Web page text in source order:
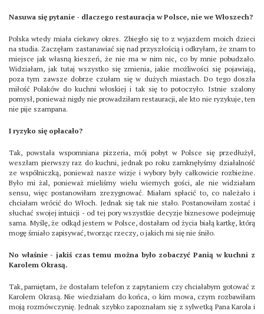
Nasuwa się pytanie - dlaczego restauracja w Polsce, nie we Włoszech?
Polska wtedy miała ciekawy okres. Zbiegło się to z wyjazdem moich dzieci
na studia. Zaczęłam zastanawiać się nad przyszłością i odkryłam, że znam to
miejsce jak własną kieszeń, że nie ma w nim nic, co by mnie pobudzało.
Widziałam, jak tutaj wszystko się zmienia, jakie możliwości się pojawiają,
poza tym zawsze dobrze czułam się w dużych miastach. Do tego doszła
miłość Polaków do kuchni włoskiej i tak się to potoczyło. Istnie szalony
pomysł, ponieważ nigdy nie prowadziłam restauracji, ale kto nie ryzykuje, ten
nie pije szampana.
I ryzyko się opłacało?
Tak, powstała wspomniana pizzeria, mój pobyt w Polsce się przedłużył,
weszłam pierwszy raz do kuchni, jednak po roku zamknęłyśmy działalność
ze wspólniczką, ponieważ nasze wizje i wybory były całkowicie rozbieżne.
Było mi żal, ponieważ mieliśmy wielu wiernych gości, ale nie widziałam
sensu, więc postanowiłam zrezygnować. Miałam spłacić to, co należało i
chciałam wrócić do Włoch. Jednak się tak nie stało. Postanowiłam zostać i
słuchać swojej intuicji - od tej pory wszystkie decyzje biznesowe podejmuję
sama. Myślę, że odkąd jestem w Polsce, dostałam od życia białą kartkę, którą
mogę śmiało zapisywać, tworząc rzeczy, o jakich mi się nie śniło.
No właśnie - jakiś czas temu można było zobaczyć Panią w kuchni z
Karolem Okrasą.
Tak, pamiętam, że dostałam telefon z zapytaniem czy chciałabym gotować z
Karolem Okrasą. Nie wiedziałam do końca, o kim mowa, czym rozbawiłam
moją rozmówczynię. Jednak szybko zapoznałam się z sylwetką Pana Karola i